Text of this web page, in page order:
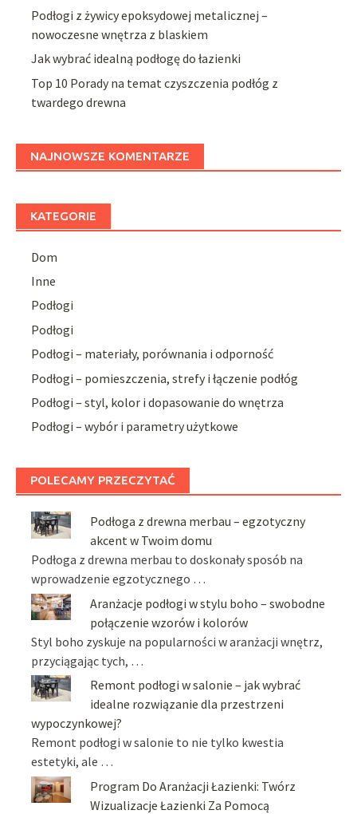
Podłogi z żywicy epoksydowej metalicznej –
nowoczesne wnętrza z blaskiem
Jak wybrać idealną podłogę do łazienki
Top 10 Porady na temat czyszczenia podłóg z
twardego drewna
NAJNOWSZE KOMENTARZE
KATEGORIE
Dom
Inne
Podłogi
Podłogi
Podłogi – materiały, porównania i odporność
Podłogi – pomieszczenia, strefy i łączenie podłóg
Podłogi – styl, kolor i dopasowanie do wnętrza
Podłogi – wybór i parametry użytkowe
POLECAMY PRZECZYTAĆ
Podłoga z drewna merbau – egzotyczny
akcent w Twoim domu
Podłoga z drewna merbau to doskonały sposób na
wprowadzenie egzotycznego …
Aranżacje podłogi w stylu boho – swobodne
połączenie wzorów i kolorów
Styl boho zyskuje na popularności w aranżacji wnętrz,
przyciągając tych, …
Remont podłogi w salonie – jak wybrać
idealne rozwiązanie dla przestrzeni
wypoczynkowej?
Remont podłogi w salonie to nie tylko kwestia
estetyki, ale …
Program Do Aranżacji Łazienki: Twórz
Wizualizacje Łazienki Za Pomocą